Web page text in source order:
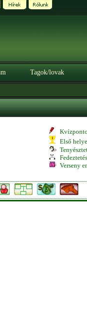
Tagok/lovak
Első
Verseny